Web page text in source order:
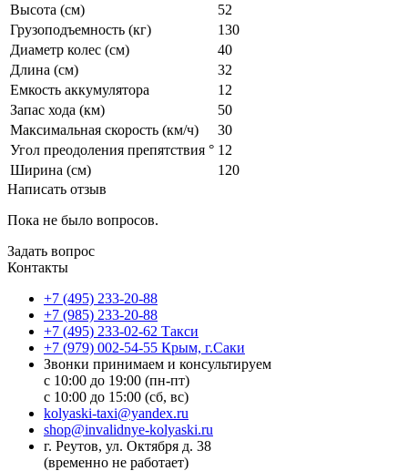
Высота (см)
52
Грузоподъемность (кг)
130
Диаметр колес (см)
40
Длина (см)
32
Емкость аккумулятора
12
Запас хода (км)
50
Максимальная скорость (км/ч)
30
Угол преодоления препятствия ° 12
Ширина (см)
120
Написать отзыв
Пока не было вопросов.
Задать вопрос
Контакты
+7 (495) 233-20-88
+7 (985) 233-20-88
+7 (495) 233-02-62 Такси
+7 (979) 002-54-55 Крым, г.Саки
Звонки принимаем и консультируем
с 10:00 до 19:00 (пн-пт)
с 10:00 до 15:00 (сб, вс)
kolyaski-taxi@yandex.ru
shop@invalidnye-kolyaski.ru
г. Реутов, ул. Октября д. 38
(временно не работает)